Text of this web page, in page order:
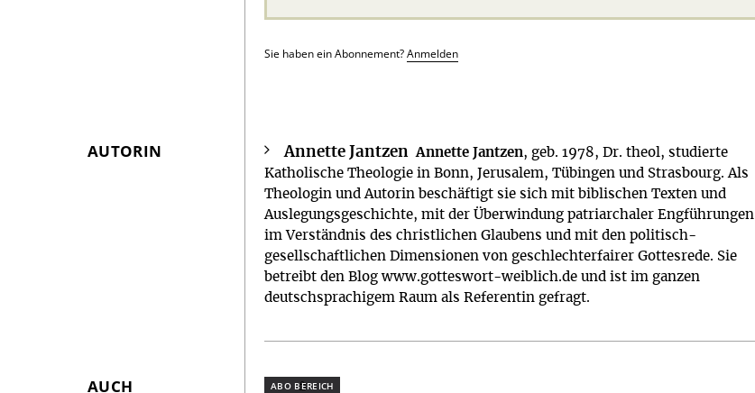
Sie haben ein Abonnement?Anmelden
Überschrift
AUTORIN Annette Jantzen Annette Jantzen, geb. 1978, Dr. theol, studierte
Katholische Theologie in Bonn, Jerusalem, Tübingen und Strasbourg. Als
Theologin und Autorin beschäftigt sie sich mit biblischen Texten und
Auslegungsgeschichte, mit der Überwindung patriarchaler Engführungen
im Verständnis des christlichen Glaubens und mit den politisch-
gesellschaftlichen Dimensionen von geschlechterfairer Gottesrede. Sie
betreibt den Blog www.gotteswort-weiblich.de und ist im ganzen
deutschsprachigem Raum als Referentin gefragt.
AUCH
Plus